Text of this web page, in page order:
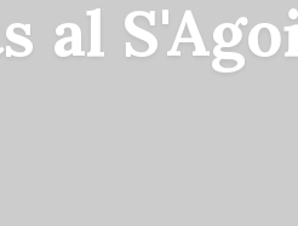
de la